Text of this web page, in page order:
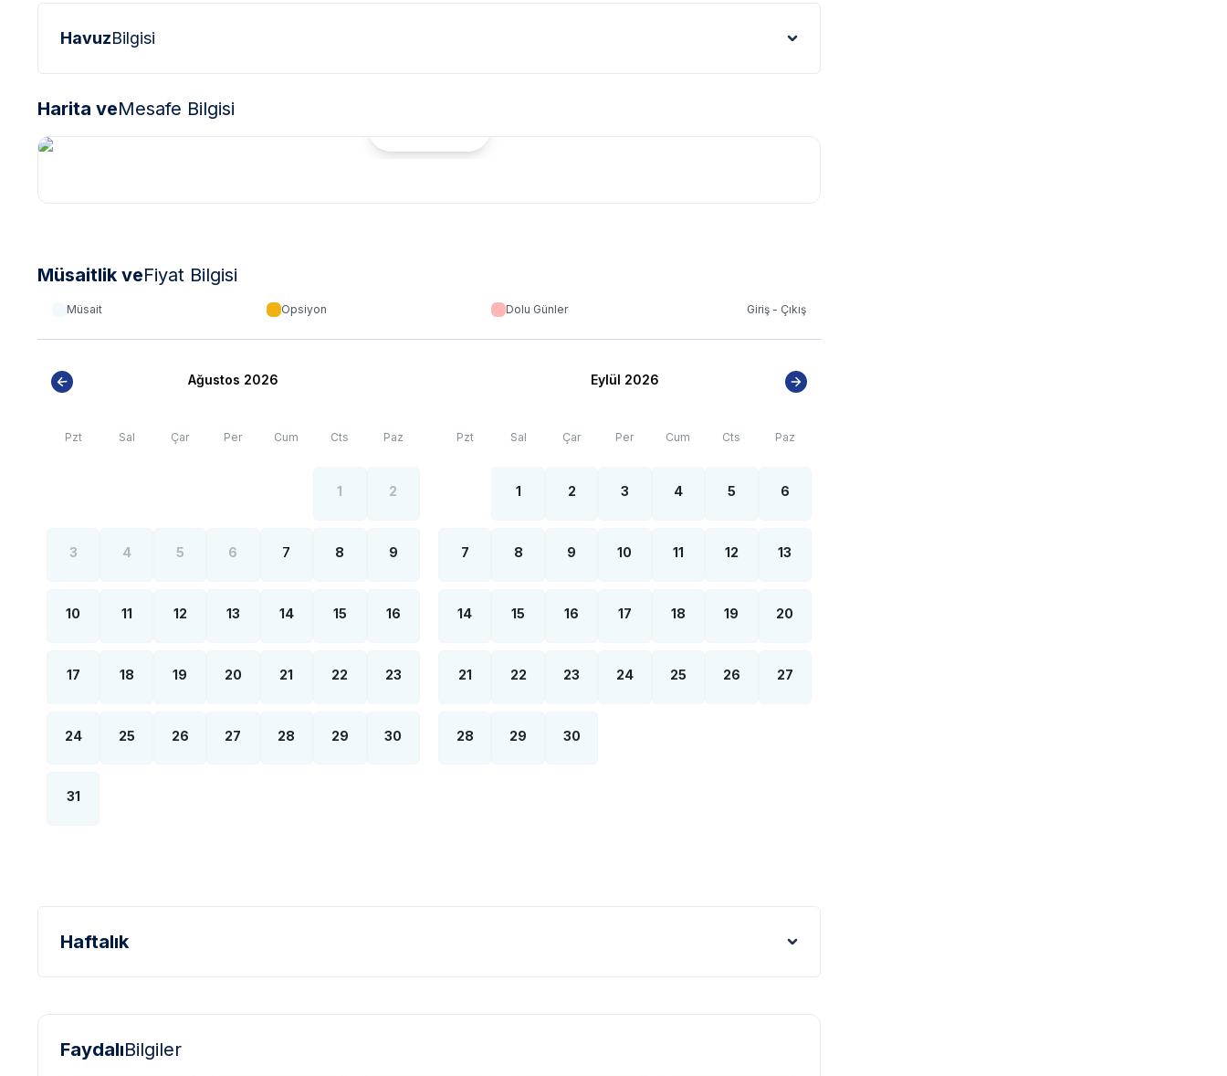
HavuzBilgisi
Harita veMesafe Bilgisi
Müsaitlik veFiyat Bilgisi
Müsait Opsiyon Dolu Günler Giriş - Çıkış
Ağustos 2026
Pzt Sal Çar Per Cum Cts Paz
1 2
3 4 5 6 7 8 9
10 11 12 13 14 15 16
17 18 19 20 21 22 23
24 25 26 27 28 29 30
31
Eylül 2026
Pzt Sal Çar Per Cum Cts Paz
1 2 3 4 5 6
7 8 9 10 11 12 13
14 15 16 17 18 19 20
21 22 23 24 25 26 27
28 29 30
Haftalık
FaydalıBilgiler